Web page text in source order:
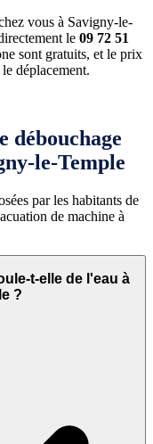
vous à Savigny-le-
le 09 72 51
sont gratuits, et le prix
déplacement.
débouchage
le-Temple
par les habitants de
de machine à
t-elle de l'eau à
?